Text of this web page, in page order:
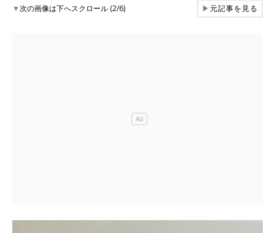
▼次の画像は下へスクロール (2/6) ▶元記事を見る